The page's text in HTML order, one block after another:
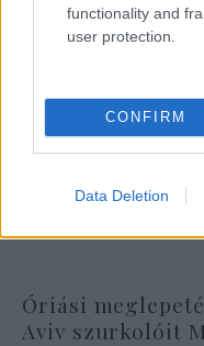
functionality and
user protection.
CONFIRM
Data Deletion
Óriási
Aviv szurkolóit